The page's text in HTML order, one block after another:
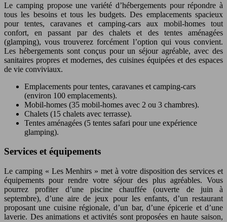
Le camping propose une variété d’hébergements pour répondre à
tous les besoins et tous les budgets. Des emplacements spacieux
pour tentes, caravanes et camping-cars aux mobil-homes tout
confort, en passant par des chalets et des tentes aménagées
(glamping), vous trouverez forcément l’option qui vous convient.
Les hébergements sont conçus pour un séjour agréable, avec des
sanitaires propres et modernes, des cuisines équipées et des espaces
de vie conviviaux.
Emplacements pour tentes, caravanes et camping-cars
(environ 100 emplacements).
Mobil-homes (35 mobil-homes avec 2 ou 3 chambres).
Chalets (15 chalets avec terrasse).
Tentes aménagées (5 tentes safari pour une expérience
glamping).
Services et équipements
Le camping « Les Menhirs » met à votre disposition des services et
équipements pour rendre votre séjour des plus agréables. Vous
pourrez profiter d’une piscine chauffée (ouverte de juin à
septembre), d’une aire de jeux pour les enfants, d’un restaurant
proposant une cuisine régionale, d’un bar, d’une épicerie et d’une
laverie. Des animations et activités sont proposées en haute saison,